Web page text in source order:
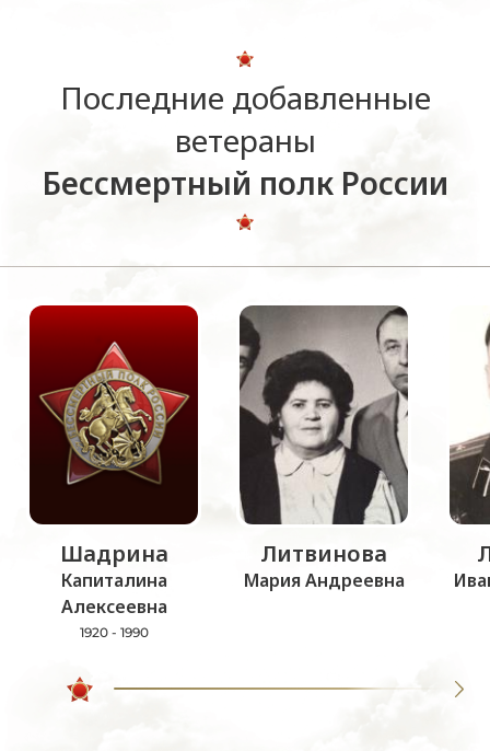
Последние добавленные
ветераны
Бессмертный полк России
Шадрина
Капиталина
Алексеевна
1920 - 1990
Литвинова
Мария Андреевна